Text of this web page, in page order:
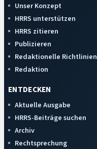
Unser Konzept
HRRS unterstützen
HRRS zitieren
Publizieren
Redaktionelle Richtlinien
Redaktion
ENTDECKEN
Aktuelle Ausgabe
HRRS-Beiträge suchen
Archiv
Rechtsprechung